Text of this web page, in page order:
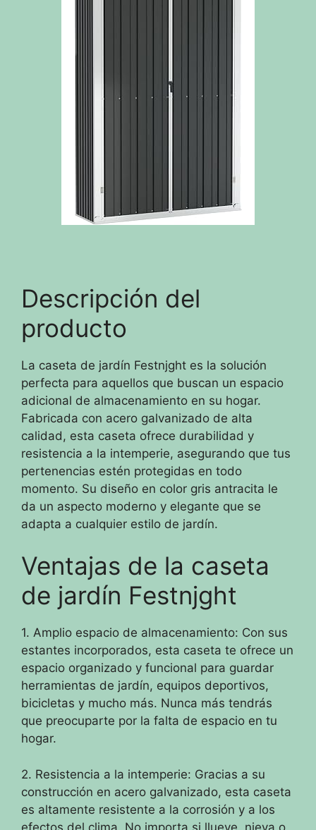
Descripción del
producto
La caseta de jardín Festnjght es la solución
perfecta para aquellos que buscan un espacio
adicional de almacenamiento en su hogar.
Fabricada con acero galvanizado de alta
calidad, esta caseta ofrece durabilidad y
resistencia a la intemperie, asegurando que tus
pertenencias estén protegidas en todo
momento. Su diseño en color gris antracita le
da un aspecto moderno y elegante que se
adapta a cualquier estilo de jardín.
Ventajas de la caseta
de jardín Festnjght
1. Amplio espacio de almacenamiento: Con sus
estantes incorporados, esta caseta te ofrece un
espacio organizado y funcional para guardar
herramientas de jardín, equipos deportivos,
bicicletas y mucho más. Nunca más tendrás
que preocuparte por la falta de espacio en tu
hogar.
2. Resistencia a la intemperie: Gracias a su
construcción en acero galvanizado, esta caseta
es altamente resistente a la corrosión y a los
efectos del clima. No importa si llueve, nieva o